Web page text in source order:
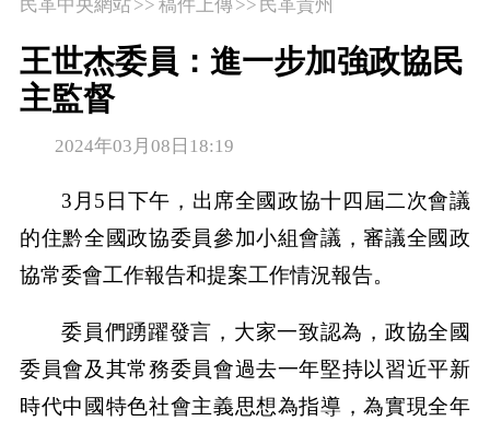
民革中央網站>> 稿件上傳>> 民革貴州
王世杰委員：進一步加強政協民
主監督
2024年03月08日18:19
3月5日下午，出席全國政協十四屆二次會議
的住黔全國政協委員參加小組會議，審議全國政
協常委會工作報告和提案工作情況報告。
委員們踴躍發言，大家一致認為，政協全國
委員會及其常務委員會過去一年堅持以習近平新
時代中國特色社會主義思想為指導，為實現全年